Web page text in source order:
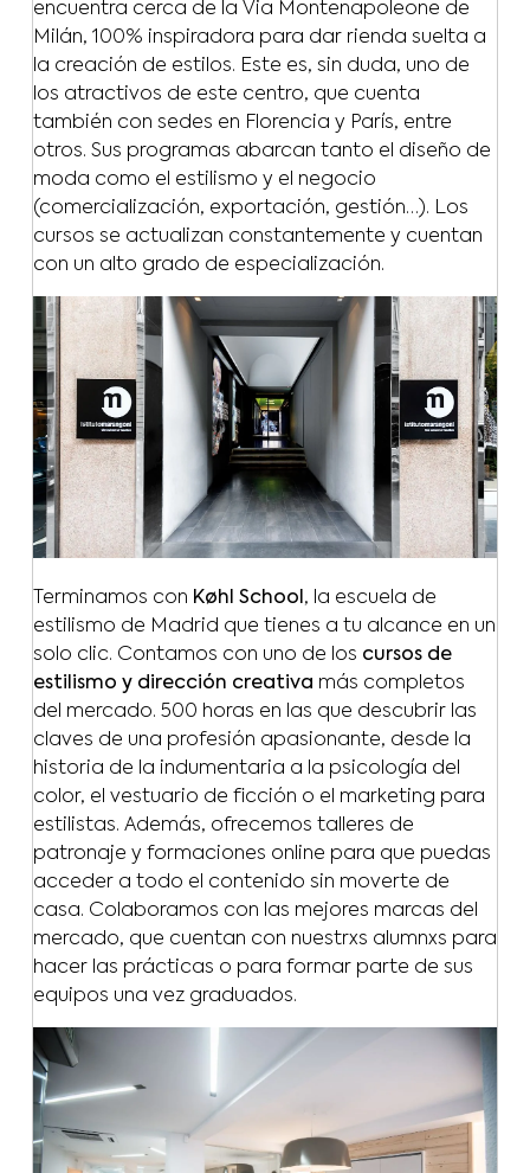
encuentra cerca de la Via Montenapoleone de
Milán, 100% inspiradora para dar rienda suelta a
la creación de estilos. Este es, sin duda, uno de
los atractivos de este centro, que cuenta
también con sedes en Florencia y París, entre
otros. Sus programas abarcan tanto el diseño de
moda como el estilismo y el negocio
(comercialización, exportación, gestión…). Los
cursos se actualizan constantemente y cuentan
con un alto grado de especialización.
Terminamos con Køhl School , la escuela de
estilismo de Madrid que tienes a tu alcance en un
solo clic. Contamos con uno de los cursos de
estilismo y dirección creativa más completos
del mercado. 500 horas en las que descubrir las
claves de una profesión apasionante, desde la
historia de la indumentaria a la psicología del
color, el vestuario de ficción o el marketing para
estilistas. Además, ofrecemos talleres de
patronaje y formaciones online para que puedas
acceder a todo el contenido sin moverte de
casa. Colaboramos con las mejores marcas del
mercado, que cuentan con nuestrxs alumnxs para
hacer las prácticas o para formar parte de sus
equipos una vez graduados.